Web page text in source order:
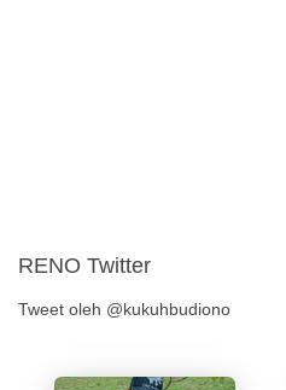
RENO Twitter
Tweet oleh @kukuhbudiono